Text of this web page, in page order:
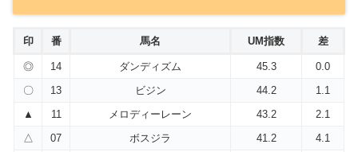
印 番 馬名 UM指数 差
◎ 14 ダンディズム 45.3
0.0
〇
13 ビジン 44.2
1.1
▲
11 メロディーレーン 43.2
2.1
△
07 ボスジラ 41.2
4.1